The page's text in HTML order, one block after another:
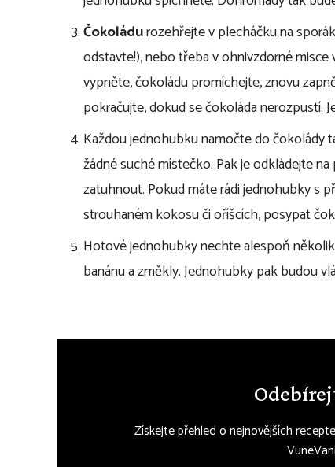
Čokoládurozehřejte v plecháčku na
odstavte!), nebo třeba v ohnivzdorné
vypněte, čokoládu promíchejte, znovu
pokračujte, dokud se čokoláda nerozpustí.
Každou jednohubku namočte do čokolády
žádné suché místečko. Pak je odkládejte
zatuhnout. Pokud máte rádi jednohubky s
strouhaném kokosu či oříšcích, posypat
Hotové jednohubky nechte alespoň
banánu a změkly. Jednohubky pak budou
Získejte přehled o nejnovějších